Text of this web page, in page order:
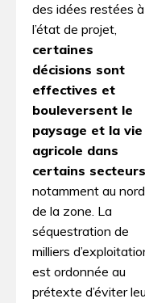
des idées restées à
l’état de projet,
certaines
décisions sont
effectives et
bouleversent le
paysage et la vie
agricole dans
certains secteurs
notamment au nord
de la zone. La
séquestration de
milliers
est ordonnée au
prétexte d’éviter